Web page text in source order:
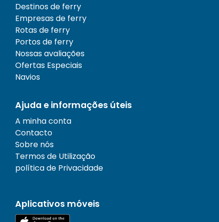
Destinos de ferry
Empresas de ferry
Rotas de ferry
Portos de ferry
Nossas avaliações
Ofertas Especiais
Navios
Ajuda e informações úteis
A minha conta
Contacto
Sobre nós
Termos de Utilização
política de Privacidade
Aplicativos móveis